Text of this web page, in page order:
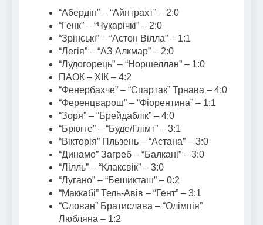
“Абердін” – “Айнтрахт” – 2:0
“Генк” – “Чукарічкі” – 2:0
“Зрінські” – “Астон Вілла” – 1:1
“Легія” – “АЗ Алкмар” – 2:0
“Лудогорець” – “Норшеллан” – 1:0
ПАОК – ХІК – 4:2
“Фенербахче” – “Спартак” Трнава – 4:0
“Ференцварош” – “Фіорентина” – 1:1
“Зоря” – “Брейдаблік” – 4:0
“Брюгге” – “Буде/Глімт” – 3:1
“Вікторія” Пльзень – “Астана” – 3:0
“Динамо” Загреб – “Балкані” – 3:0
“Лілль” – “Клаксвік” – 3:0
“Лугано” – “Бешикташ” – 0:2
“Маккабі” Тель-Авів – “Гент” – 3:1
“Слован” Братислава – “Олімпія”
Любляна – 1:2